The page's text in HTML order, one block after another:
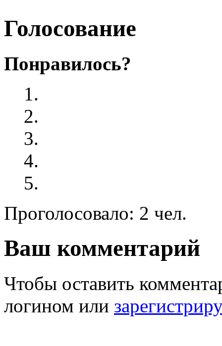
Голосование
Понравилось?
Проголосовало: 2 чел.
Ваш комментарий
Чтобы оставить
логином или